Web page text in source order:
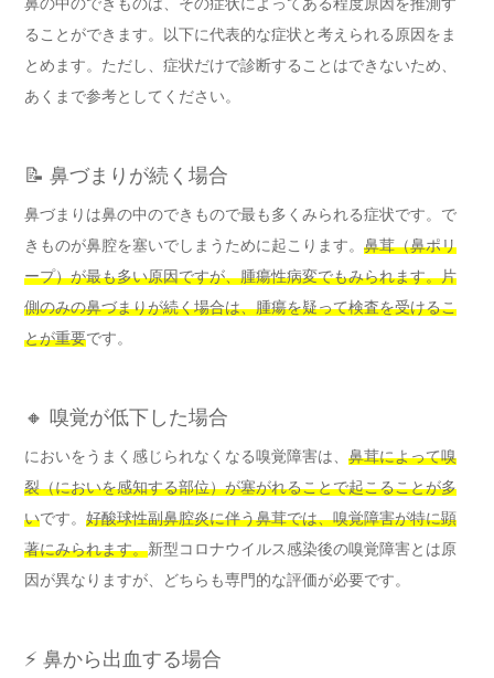
ることができます。以下に代表的な症状と考えられる原因をま
とめます。ただし、症状だけで診断することはできないため、
あくまで参考としてください。
📝 鼻づまりが続く場合
鼻づまりは鼻の中のできもので最も多くみられる症状です。で
きものが鼻腔を塞いでしまうために起こります。 鼻茸（鼻ポリ
ープ）が最も多い原因ですが、腫瘍性病変でもみられます。片
側のみの鼻づまりが続く場合は、腫瘍を疑って検査を受けるこ
とが重要です。
🔸 嗅覚が低下した場合
においをうまく感じられなくなる嗅覚障害は、 鼻茸によって嗅
裂（においを感知する部位）が塞がれることで起こることが多
いです。 好酸球性副鼻腔炎に伴う鼻茸では、嗅覚障害が特に顕
著にみられます。新型コロナウイルス感染後の嗅覚障害とは原
因が異なりますが、どちらも専門的な評価が必要です。
⚡ 鼻から出血する場合